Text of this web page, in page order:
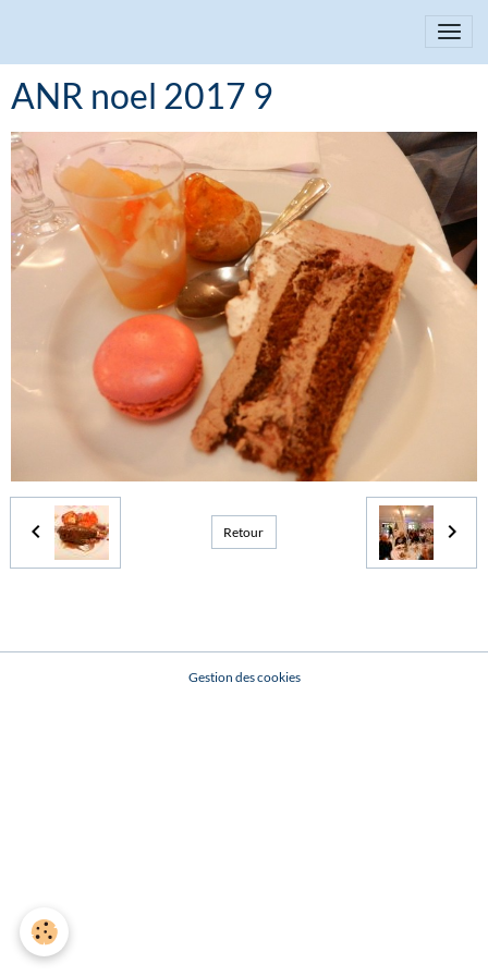
ANR noel 2017 9
Retour
Gestion des cookies